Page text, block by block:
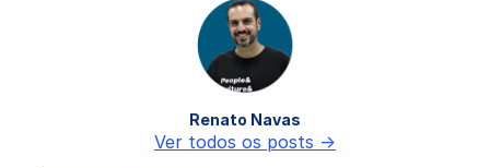
Renato Navas
Ver todos os posts ->